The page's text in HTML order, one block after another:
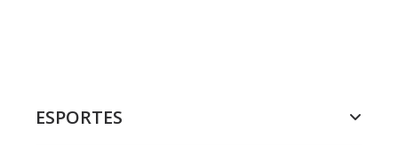
ESPORTES